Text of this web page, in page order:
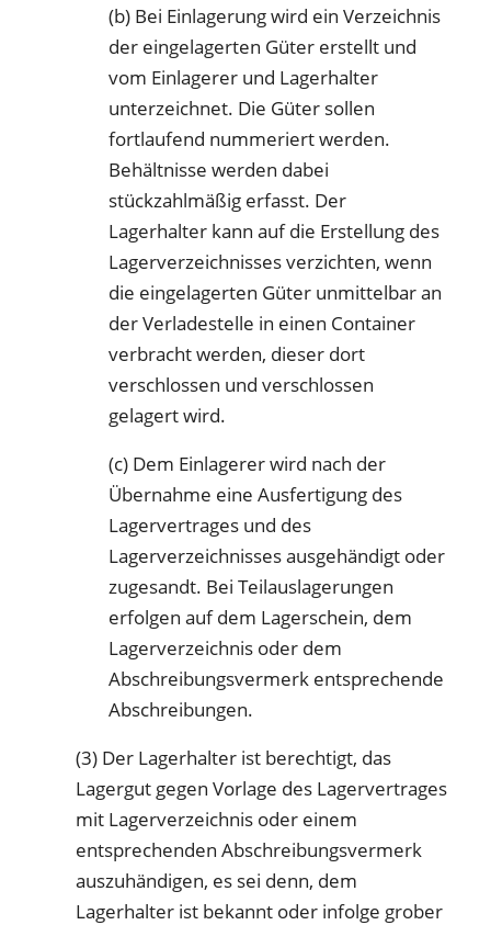
(b) Bei Einlagerung wird ein Verzeichnis
der eingelagerten Güter erstellt und
vom Einlagerer und Lagerhalter
unterzeichnet. Die Güter sollen
fortlaufend nummeriert werden.
Behältnisse werden dabei
stückzahlmäßig erfasst. Der
Lagerhalter kann auf die Erstellung des
Lagerverzeichnisses verzichten, wenn
die eingelagerten Güter unmittelbar an
der Verladestelle in einen Container
verbracht werden, dieser dort
verschlossen und verschlossen
gelagert wird.
(c) Dem Einlagerer wird nach der
Übernahme eine Ausfertigung des
Lagervertrages und des
Lagerverzeichnisses ausgehändigt oder
zugesandt. Bei Teilauslagerungen
erfolgen auf dem Lagerschein, dem
Lagerverzeichnis oder dem
Abschreibungsvermerk entsprechende
Abschreibungen.
(3) Der Lagerhalter ist berechtigt, das
Lagergut gegen Vorlage des Lagervertrages
mit Lagerverzeichnis oder einem
entsprechenden Abschreibungsvermerk
auszuhändigen, es sei denn, dem
Lagerhalter ist bekannt oder infolge grober